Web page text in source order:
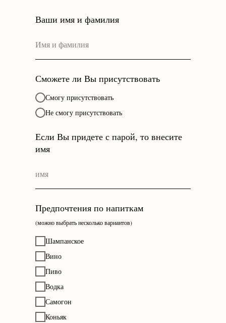
Ваши имя и фамилия
Сможете ли Вы присутствовать
Смогу присутствовать
Не смогу присутствовать
Если Вы придете с парой, то внесите
имя
Предпочтения по напиткам
(можно выбрать несколько вариантов)
Шампанское
Вино
Пиво
Водка
Самогон
Коньяк